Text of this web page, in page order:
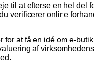
til at efterse en hel del
verificerer online
at få en idé om e-
af